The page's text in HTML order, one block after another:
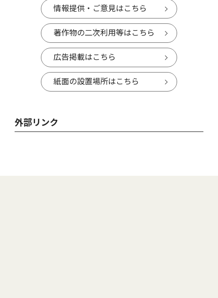
情報提供・ご意見はこちら
著作物の二次利用等はこちら
広告掲載はこちら
紙面の設置場所はこちら
外部リンク